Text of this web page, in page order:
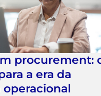
procurement:
a era da